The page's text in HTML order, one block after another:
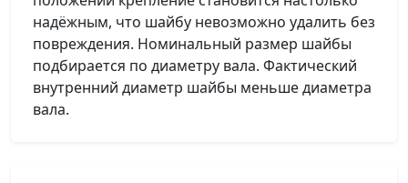
надёжным, что шайбу невозможно удалить без
повреждения. Номинальный размер шайбы
подбирается по диаметру вала. Фактический
внутренний диаметр шайбы меньше диаметра
вала.